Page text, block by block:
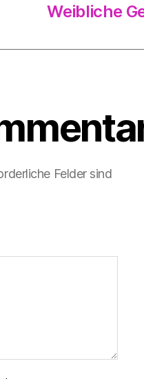
Weibliche
Felder sind